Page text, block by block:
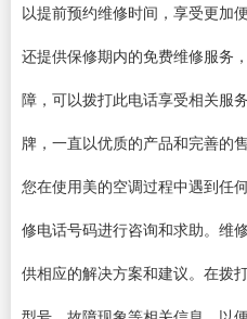
以提前预约维修时间，享受更加
还提供保修期内的免费维修服务
障，可以拨打此电话享受相关服
牌，一直以优质的产品和完善的
您在使用美的空调过程中遇到任
修电话号码进行咨询和求助。维
供相应的解决方案和建议。在拨